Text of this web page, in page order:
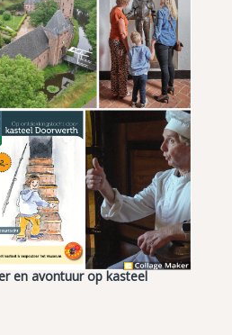
en avontuur op kasteel